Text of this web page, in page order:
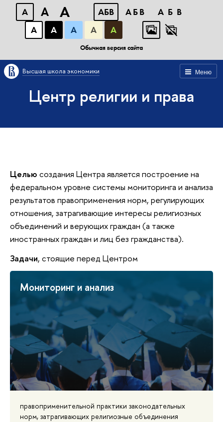
A A A АБВ АБВ
АБВ
А
А А А А
Обычная версия сайта
Меню
Высшая школа экономики
Центр религии и права
Целью создания Центра является построение на
федеральном уровне системы мониторинга и анализа
результатов правоприменения норм, регулирующих
отношения, затрагивающие интересы религиозных
объединений и верующих граждан (а также
иностранных граждан и лиц без гражданства).
Задачи, стоящие перед Центром
Мониторинг и анализ
правоприменительной практики законодательных
норм, затрагивающих религиозные объединения